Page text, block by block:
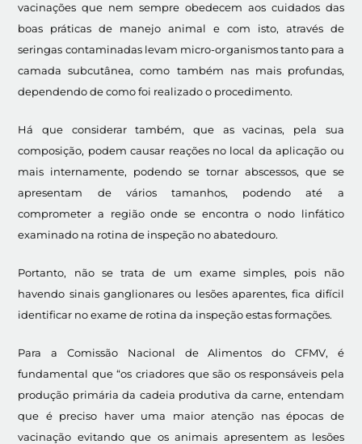
vacinações que nem sempre obedecem aos cuidados das
boas práticas de manejo animal e com isto, através de
seringas contaminadas levam micro-organismos tanto para a
camada subcutânea, como também nas mais profundas,
dependendo de como foi realizado o procedimento.
Há que considerar também, que as vacinas, pela sua
composição, podem causar reações no local da aplicação ou
mais internamente, podendo se tornar abscessos, que se
apresentam de vários tamanhos, podendo até a
comprometer a região onde se encontra o nodo linfático
examinado na rotina de inspeção no abatedouro.
Portanto, não se trata de um exame simples, pois não
havendo sinais ganglionares ou lesões aparentes, fica difícil
identificar no exame de rotina da inspeção estas formações.
Para a Comissão Nacional de Alimentos do CFMV, é
fundamental que “os criadores que são os responsáveis pela
produção primária da cadeia produtiva da carne, entendam
que é preciso haver uma maior atenção nas épocas de
vacinação evitando que os animais apresentem as lesões